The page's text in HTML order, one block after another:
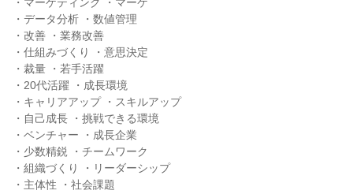
・データ分析 ・数値管理
・改善 ・業務改善
・仕組みづくり ・意思決定
・裁量 ・若手活躍
・20代活躍 ・成長環境
・キャリアアップ ・スキルアップ
・自己成長 ・挑戦できる環境
・ベンチャー ・成長企業
・少数精鋭 ・チームワーク
・組織づくり ・リーダーシップ
・主体性 ・社会課題